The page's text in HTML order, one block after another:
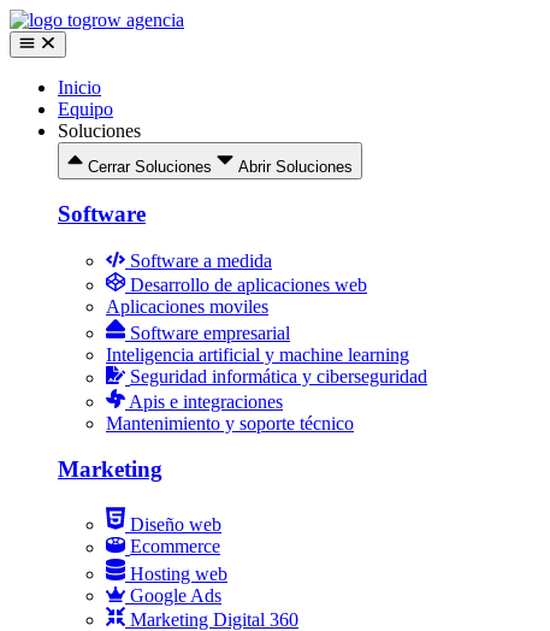
Ir
al
contenido
Inicio
Equipo
Soluciones
Cerrar Soluciones Abrir Soluciones
Software
Software a medida
Desarrollo de aplicaciones web
Aplicaciones moviles
Software empresarial
Inteligencia artificial y machine learning
Seguridad informática y ciberseguridad
Apis e integraciones
Mantenimiento y soporte técnico
Marketing
Diseño web
Ecommerce
Hosting web
Google Ads
Marketing Digital 360